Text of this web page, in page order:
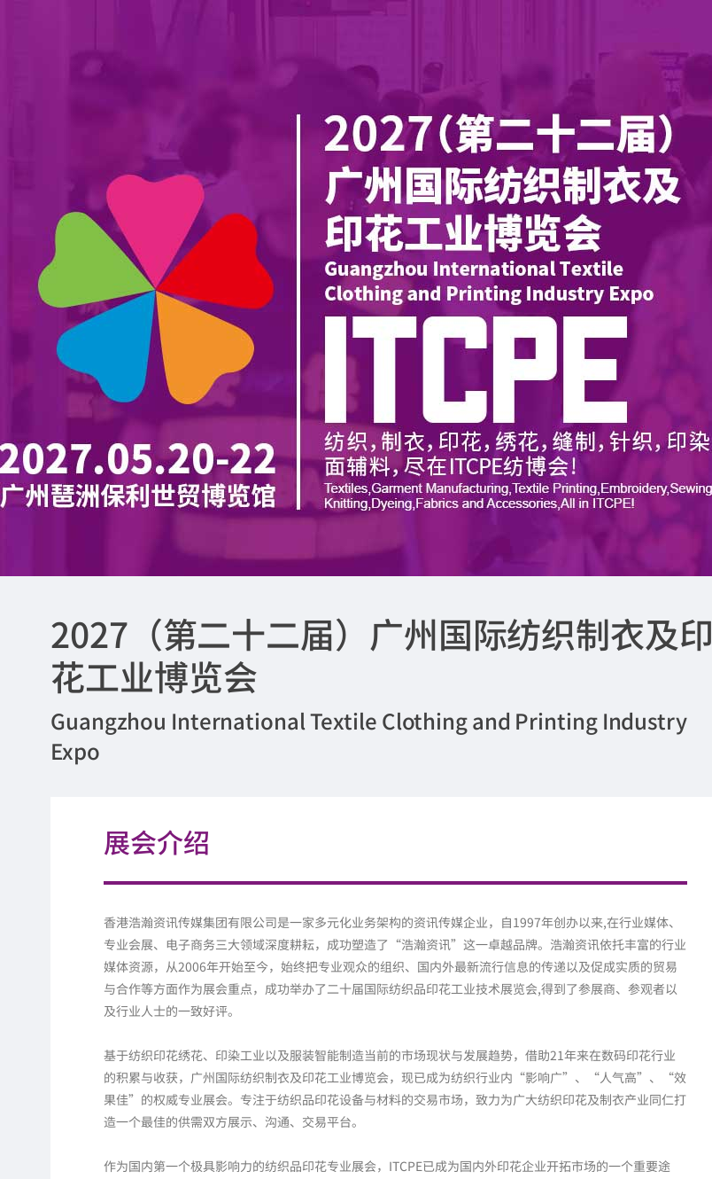
2027（第二十二届）广州国际纺织制衣及印
花工业博览会
Guangzhou International Textile Clothing and Printing Industry
Expo
展会介绍
香港浩瀚资讯传媒集团有限公司是一家多元化业务架构的资讯传媒企业，自1997年创办以来,在行业媒体、
专业会展、电子商务三大领域深度耕耘，成功塑造了“浩瀚资讯”这一卓越品牌。浩瀚资讯依托丰富的行业
媒体资源，从2006年开始至今，始终把专业观众的组织、国内外最新流行信息的传递以及促成实质的贸易
与合作等方面作为展会重点，成功举办了二十届国际纺织品印花工业技术展览会,得到了参展商、参观者以
及行业人士的一致好评。
基于纺织印花绣花、印染工业以及服装智能制造当前的市场现状与发展趋势，借助21年来在数码印花行业
的积累与收获，广州国际纺织制衣及印花工业博览会，现已成为纺织行业内“影响广”、“人气高”、“效
果佳”的权威专业展会。专注于纺织品印花设备与材料的交易市场，致力为广大纺织印花及制衣产业同仁打
造一个最佳的供需双方展示、沟通、交易平台。
作为国内第一个极具影响力的纺织品印花专业展会，ITCPE已成为国内外印花企业开拓市场的一个重要途